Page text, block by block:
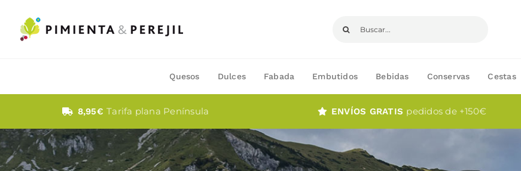
contenido
Quesos Dulces Fabada Embutidos Bebidas Conservas Cestas
8,95€Tarifa plana Península ENVÍOS GRATIS pedidos de +150€